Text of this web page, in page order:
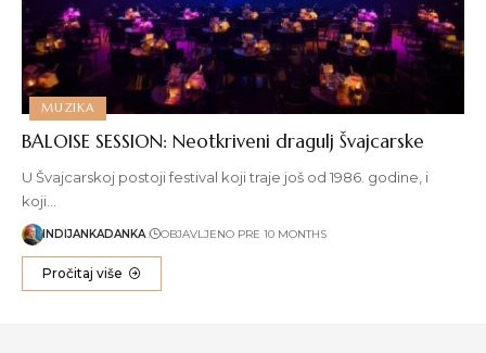
MUZIKA
BALOISE SESSION: Neotkriveni dragulj Švajcarske
U Švajcarskoj postoji festival koji traje još od 1986. godine, i
koji…
INDIJANKADANKA OBJAVLJENO PRE 10 MONTHS
Pročitaj više